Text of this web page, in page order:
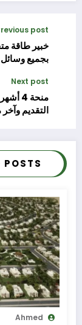
post
خبير طاقة
بجميع وسائل
Next post
منحة
التقديم
POSTS
Ahmed